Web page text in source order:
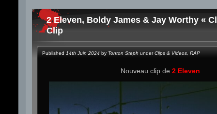
2 Eleven, Boldy James & Jay Worthy «
Clip
Published 14th Juin 2024 by Tonton Steph underClips & Videos RAP
Nouveau clip de 2 Eleven